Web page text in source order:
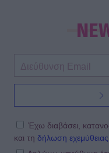
Τσεκούρας και
Μαλλιαρόζη στην
MEDIA
Γιώτα Κηπουρού:
Γιώργου Λιάγκα;
Έχω διαβάσει,
και τη δήλωση εχεμύθειας